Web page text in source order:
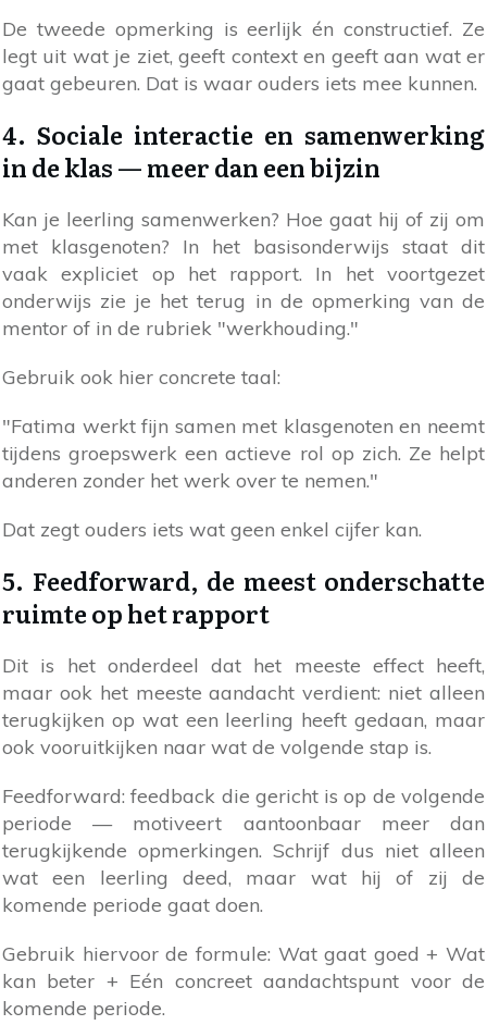
De tweede opmerking is eerlijk én constructief. Ze
legt uit wat je ziet, geeft context en geeft aan wat er
gaat gebeuren. Dat is waar ouders iets mee kunnen.
4. Sociale interactie en samenwerking
in de klas — meer dan een bijzin
Kan je leerling samenwerken? Hoe gaat hij of zij om
met klasgenoten? In het basisonderwijs staat dit
vaak expliciet op het rapport. In het voortgezet
onderwijs zie je het terug in de opmerking van de
mentor of in de rubriek "werkhouding."
Gebruik ook hier concrete taal:
"Fatima werkt fijn samen met klasgenoten en neemt
tijdens groepswerk een actieve rol op zich. Ze helpt
anderen zonder het werk over te nemen."
Dat zegt ouders iets wat geen enkel cijfer kan.
5. Feedforward, de meest onderschatte
ruimte op het rapport
Dit is het onderdeel dat het meeste effect heeft,
maar ook het meeste aandacht verdient: niet alleen
terugkijken op wat een leerling heeft gedaan, maar
ook vooruitkijken naar wat de volgende stap is.
Feedforward: feedback die gericht is op de volgende
periode — motiveert aantoonbaar meer dan
terugkijkende opmerkingen. Schrijf dus niet alleen
wat een leerling deed, maar wat hij of zij de
komende periode gaat doen.
Gebruik hiervoor de formule: Wat gaat goed + Wat
kan beter + Eén concreet aandachtspunt voor de
komende periode.